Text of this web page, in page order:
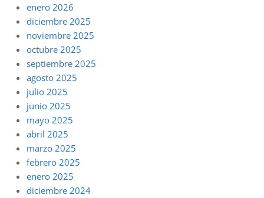
enero 2026
diciembre 2025
noviembre 2025
octubre 2025
septiembre 2025
agosto 2025
julio 2025
junio 2025
mayo 2025
abril 2025
marzo 2025
febrero 2025
enero 2025
diciembre 2024